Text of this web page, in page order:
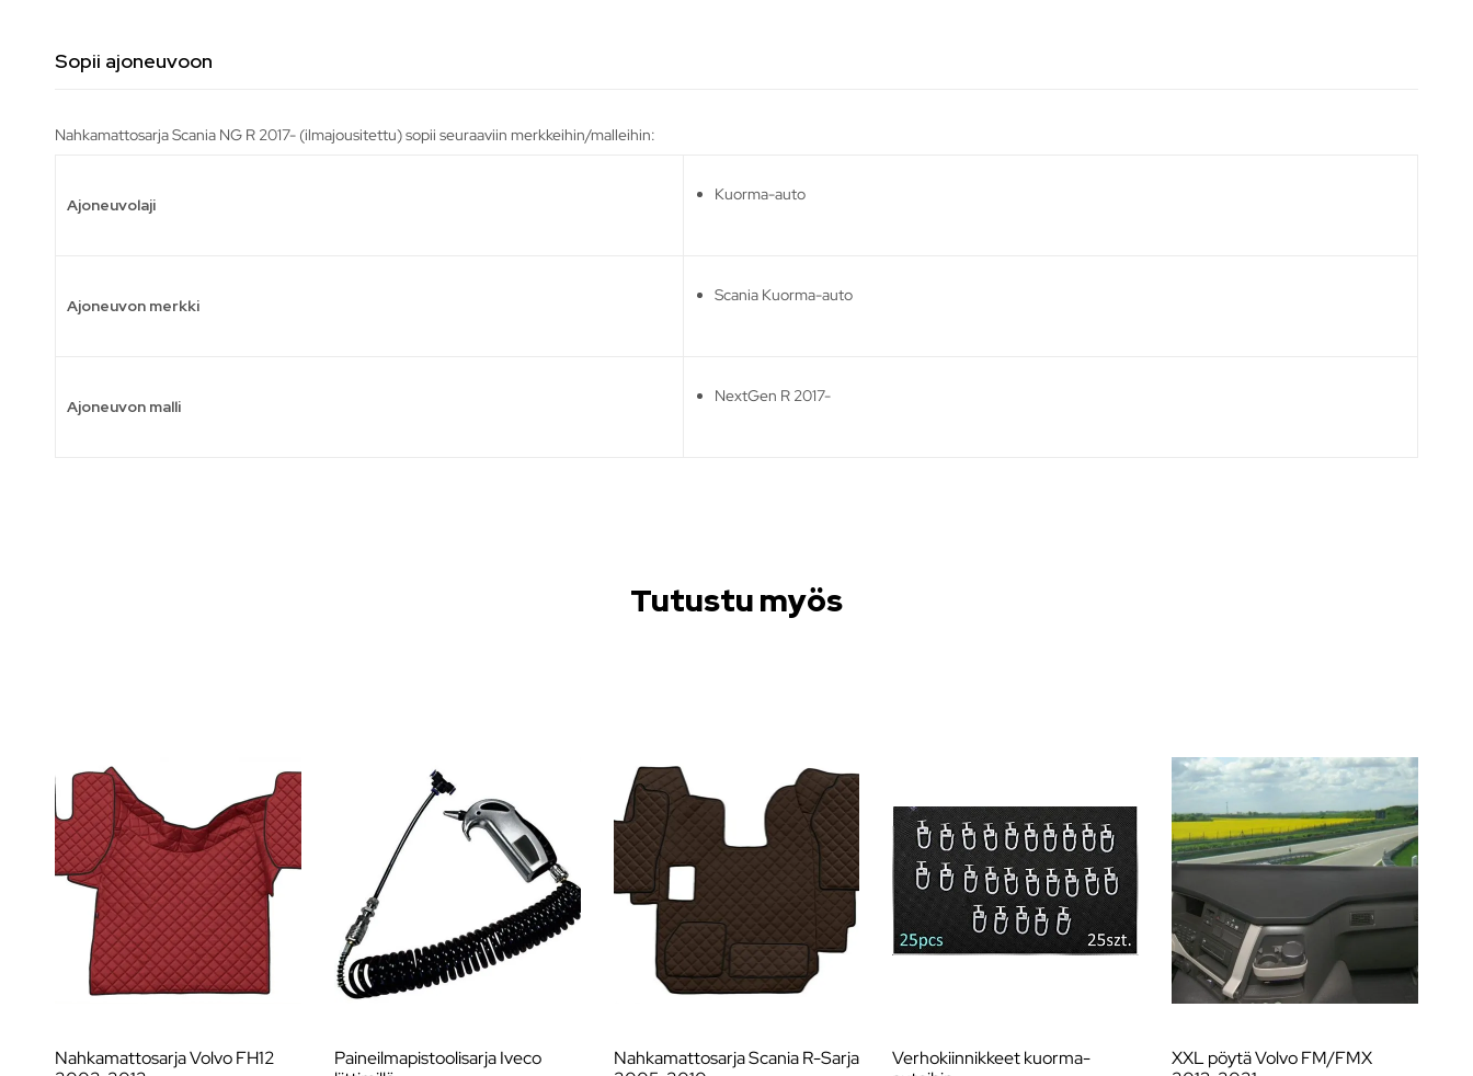
Sopii ajoneuvoon
Nahkamattosarja Scania NG R 2017- (ilmajousitettu) sopii seuraaviin merkkeihin/malleihin:
Ajoneuvolaji
Kuorma-auto
Ajoneuvon merkki
Scania Kuorma-auto
Ajoneuvon malli
NextGen R 2017-
Tutustu myös
Nahkamattosarja Volvo FH12
Paineilmapistoolisarja Iveco
Nahkamattosarja Scania R-Sarja
Verhokiinnikkeet kuorma-
XXL pöytä Volvo FM/FMX